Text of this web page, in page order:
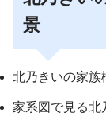
景
北乃きいの家族
家系図で見る北